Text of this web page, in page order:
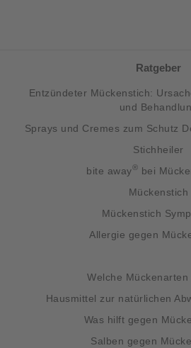
Ratgeber
Entzündeter Mückenstich:
und
Sprays und Cremes zum Schutz
Stichheiler
bite away® bei
Mückenstich
Mückenstich
Allergie gegen
Welche Mückenarten
Hausmittel zur natürlichen
Was hilft gegen
Salben gegen